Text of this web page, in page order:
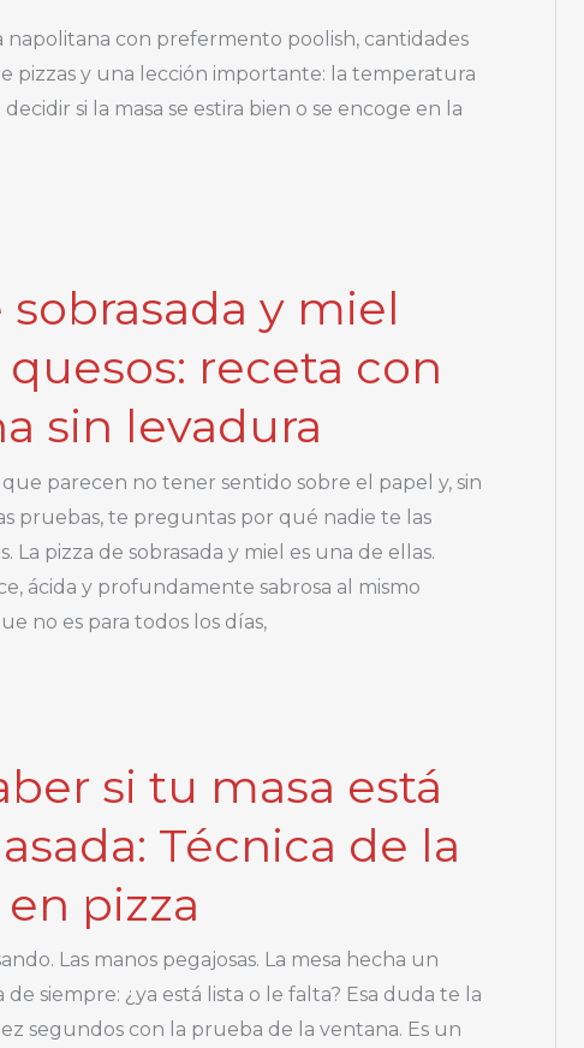
napolitana con prefermento poolish, cantidades
pizzas y una lección importante: la temperatura
si la masa se estira bien o se encoge en la
sobrasada y miel
receta con
sin levadura
parecen no tener sentido sobre el papel y, sin
pruebas, te preguntas por qué nadie te las
La pizza de sobrasada y miel es una de ellas.
ácida y profundamente sabrosa al mismo
no es para todos los días,
si tu masa está
Técnica de la
pizza
Las manos pegajosas. La mesa hecha un
siempre: ¿ya está lista o le falta? Esa duda te la
segundos con la prueba de la ventana. Es un